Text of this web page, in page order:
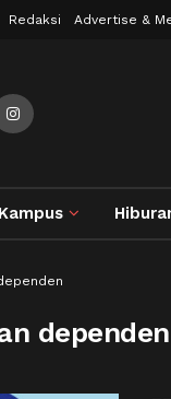
Redaksi Advertise &
dependen